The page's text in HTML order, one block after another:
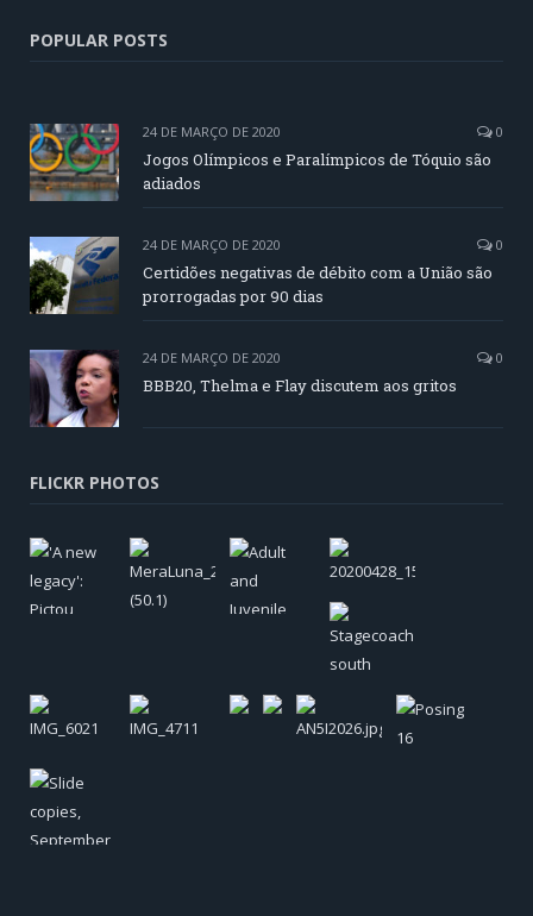
POPULAR POSTS
24 DE MARÇO DE 2020 0
Jogos Olímpicos e Paralímpicos de Tóquio são
adiados
24 DE MARÇO DE 2020 0
Certidões negativas de débito com a União são
prorrogadas por 90 dias
24 DE MARÇO DE 2020 0
BBB20, Thelma e Flay discutem aos gritos
FLICKR PHOTOS